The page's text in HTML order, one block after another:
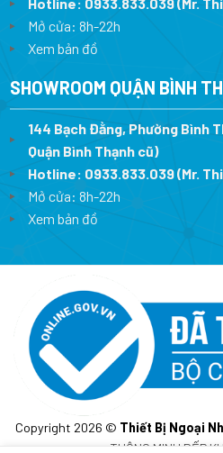
Mở cửa: 8h-22h
Xem bản đồ
SHOWROOM QUẬN BÌNH
144 Bạch Đằng, Phường Bình
Quận Bình Thạnh cũ)
Hotline: 0933.833.039(Mr.
Mở cửa: 8h-22h
Xem bản đồ
Copyright 2026 © Thiết Bị Ngoại
THÔNG MINH BẾP